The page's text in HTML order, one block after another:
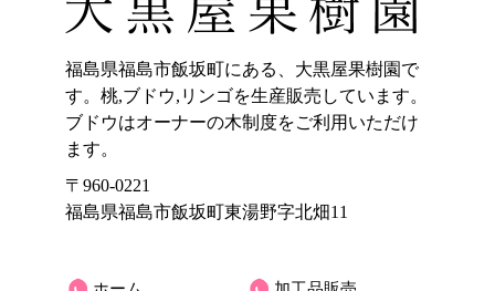
福島県福島市飯坂町にある、大黒屋果樹園で
す。桃,ブドウ,リンゴを生産販売しています。
ブドウはオーナーの木制度をご利用いただけ
ます。
〒960-0221
福島県福島市飯坂町東湯野字北畑11